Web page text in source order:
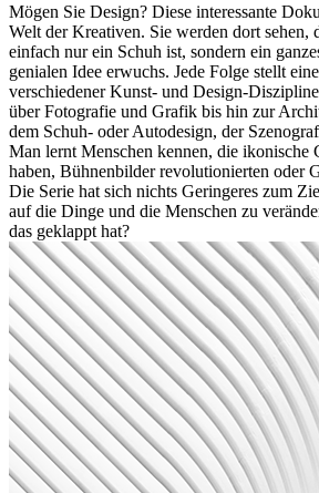
Mögen Sie Design? Diese interessante
Welt der Kreativen. Sie werden dort sehen,
einfach nur ein Schuh ist, sondern ein
genialen Idee erwuchs. Jede Folge stellt
verschiedener Kunst- und Design-
über Fotografie und Grafik bis hin zur
dem Schuh- oder Autodesign, der
Man lernt Menschen kennen, die ikonische
haben, Bühnenbilder revolutionierten oder
Die Serie hat sich nichts Geringeres zum
auf die Dinge und die Menschen zu
das geklappt hat?